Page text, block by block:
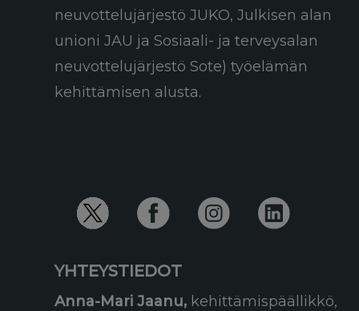
neuvottelujärjestö JUKO, Julkisen alan
unioni JAU ja Sosiaali- ja terveysalan
neuvottelujärjestö Sote) työelämän
kehittämisen alusta.
YHTEYSTIEDOT
Anna-Mari Jaanu, kehittämispäällikkö,